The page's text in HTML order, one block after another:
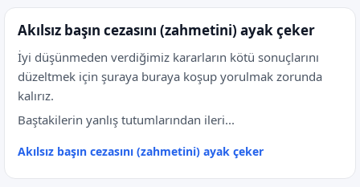
Akılsız başın cezasını (zahmetini) ayak çeker
İyi düşünmeden verdiğimiz kararların kötü sonuçlarını
düzeltmek için şuraya buraya koşup yorulmak zorunda
kalırız.
Baştakilerin yanlış tutumlarından ileri...
Akılsız başın cezasını (zahmetini) ayak çeker